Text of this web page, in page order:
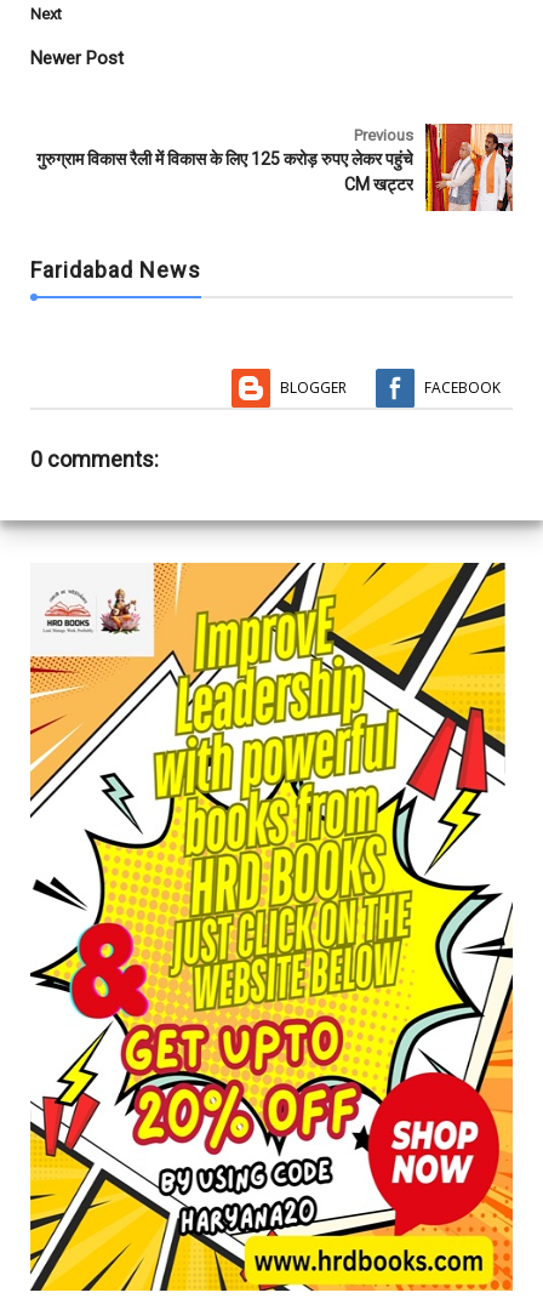
o
k
r
Next
Newer Post
Previous
गुरुग्राम विकास रैली में विकास के लिए 125 करोड़ रुपए लेकर पहुंचे
CM खट्टर
Faridabad News
BLOGGER FACEBOOK
0 comments: